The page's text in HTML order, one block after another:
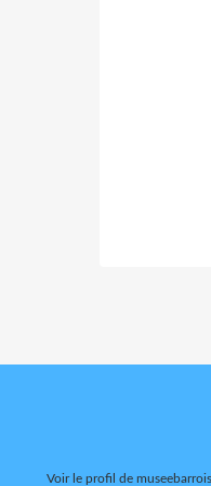
Voir le profil de museebarrois